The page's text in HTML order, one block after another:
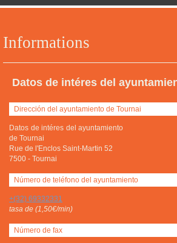
Informations
Datos de intéres del
Dirección del ayuntamiento de Tournai
Datos de intéres del ayuntamiento
de Tournai
Rue de l'Enclos Saint-Martin 52
7500 - Tournai
Número de teléfono del ayuntamiento
+(32) 69332331
tasa de (1,50€/min)
Número de fax